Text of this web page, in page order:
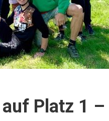
Platz 1 –